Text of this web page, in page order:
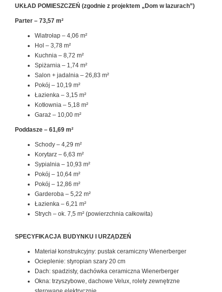
UKŁAD POMIESZCZEŃ (zgodnie z projektem „Dom w lazurach”)
Parter – 73,57 m²
Wiatrołap – 4,06 m²
Hol – 3,78 m²
Kuchnia – 8,72 m²
Spiżarnia – 1,74 m²
Salon + jadalnia – 26,83 m²
Pokój – 10,19 m²
Łazienka – 3,15 m²
Kotłownia – 5,18 m²
Garaż – 10,00 m²
Poddasze – 61,69 m²
Schody – 4,29 m²
Korytarz – 6,63 m²
Sypialnia – 10,93 m²
Pokój – 10,64 m²
Pokój – 12,86 m²
Garderoba – 5,22 m²
Łazienka – 6,21 m²
Strych – ok. 7,5 m² (powierzchnia całkowita)
SPECYFIKACJA BUDYNKU I URZĄDZEŃ
Materiał konstrukcyjny: pustak ceramiczny Wienerberger
Ocieplenie: styropian szary 20 cm
Dach: spadzisty, dachówka ceramiczna Wienerberger
Okna: trzyszybowe, dachowe Velux, rolety zewnętrzne